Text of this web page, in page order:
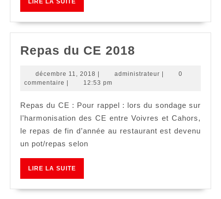
LIRE LA SUITE
Repas du CE 2018
CE
décembre 11, 2018 décembre
11,
| administrateur administrateur
|
0
commentaire | 12:53 pm
Repas du CE : Pour rappel : lors du sondage sur
l’harmonisation des CE entre Voivres et Cahors,
le repas de fin d’année au restaurant est devenu
un pot/repas selon
LIRE LA SUITE